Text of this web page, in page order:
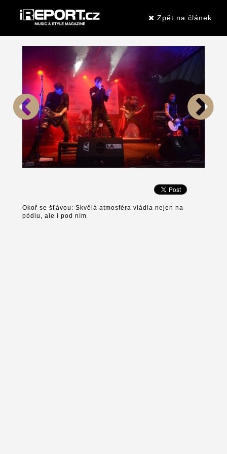
Zpět na článek
Okoř se šťávou: Skvělá atmosféra vládla nejen na
pódiu, ale i pod ním